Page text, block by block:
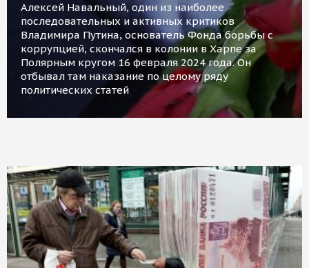
Алексей Навальный, один из наиболее
последовательных и активных критиков
Владимира Путина, основатель Фонда борьбы с
коррупцией, скончался в колонии в Харпе за
Полярным кругом 16 февраля 2024 года. Он
отбывал там наказание по целому ряду
политических статей